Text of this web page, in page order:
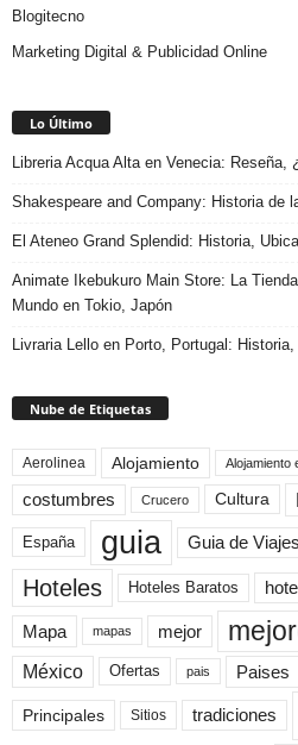
Blogitecno
Marketing Digital & Publicidad Online
Lo Último
Libreria Acqua Alta en Venecia: Reseña,
Shakespeare and Company: Historia de
El Ateneo Grand Splendid: Historia,
Animate Ikebukuro Main Store: La
Mundo en Tokio, Japón
Livraria Lello en Porto, Portugal:
Nube de Etiquetas
Aerolinea Alojamiento Alojamiento
costumbres Crucero Cultura
España guia Guia de Viajes
Hoteles Hoteles Baratos
Mapa mapas mejor
México Ofertas pais Paises
Principales Sitios tradiciones